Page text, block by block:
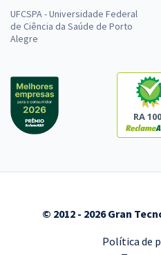
UFCSPA - Universidade Federal
de Ciência da Saúde de Porto
Alegre
RA
© 2012 - 2026 Gran
Política de